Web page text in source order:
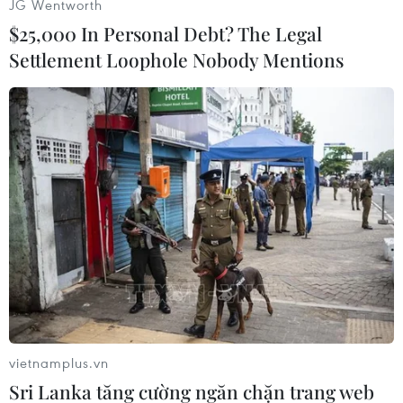
vũ trang Hamas tại Dải Gaza của Palestine -
thừa nhận đã phóng một loạt rốckét vào miền
Nam Israel. Sau đó, máy bay chiến đấu của
Israel đã ném bom trường quay đài truyền hình
của Phong trào Hồi giáo vũ trang Hamas tại Dải
Gaza./.
(Vietnam+)
JG Wentworth
$25,000 In Personal Debt? The Legal
Settlement Loophole Nobody Mentions
vietnamplus.vn
Sri Lanka tăng cường ngăn chặn trang web